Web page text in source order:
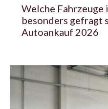
Welche Fahrzeuge
besonders gefragt
Autoankauf 2026